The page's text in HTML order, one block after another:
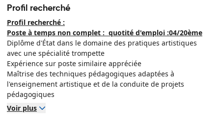
spectacles d'élèves
Contribuer aux projets de décloisonnement des disciplines
en lien avec l'équipe et le directeur
Participer aux axes culturels de la ville et à la concertation
avec les partenaires du Conservatoire
Contribuer à la réflexion pédagogique et à l'évolution de
l'enseignement
Profil recherché
Profil recherché :
Poste à temps non complet : quotité d'emploi :04/20ème
Diplôme d'État dans le domaine des pratiques artistiques
avec une spécialité trompette
Expérience sur poste similaire appréciée
Maîtrise des techniques pédagogiques adaptées à
l'enseignement artistique et de la conduite de projets
pédagogiques
Créativité, aisance relationnelle, rigueur et capacité à
travailler en équipe pluridisciplinaire
Voir plus